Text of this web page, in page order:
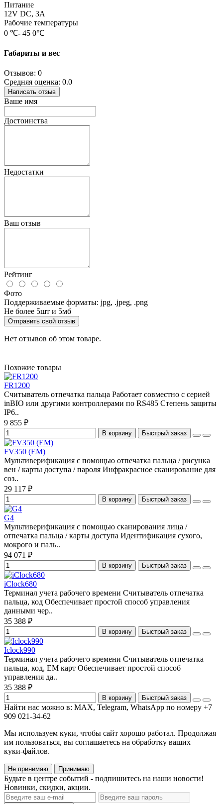
Питание
12V DC, 3A
Рабочие температуры
0 ℃- 45 0℃
Габариты и вес
Отзывов: 0
Средняя оценка: 0.0
Написать отзыв
Ваше имя
Достоинства
Недостатки
Ваш отзыв
Рейтинг
Фото
Поддерживаемые форматы: jpg, .jpeg, .png
Не более 5шт и 5мб
Отправить свой отзыв
Нет отзывов об этом товаре.
Похожие товары
FR1200
Считыватель отпечатка пальца Работает совместно с серией
inBIO или другими контроллерами по RS485 Степень защиты
IP6..
9 855 ₽
В корзину Быстрый заказ
FV350 (EM)
Мультиверификация с помощью отпечатка пальца / рисунка
вен / карты доступа / пароля Инфракрасное сканирование для
соз..
29 117 ₽
В корзину Быстрый заказ
G4
Мультиверификация с помощью сканирования лица /
отпечатка пальца / карты доступа Идентификация сухого,
мокрого и паль..
94 071 ₽
В корзину Быстрый заказ
iClock680
Терминал учета рабочего времени Считыватель отпечатка
пальца, код Обеспечивает простой способ управления
данными чер..
35 388 ₽
В корзину Быстрый заказ
Iclock990
Терминал учета рабочего времени Считыватель отпечатка
пальца, код, EM карт Обеспечивает простой способ
управления да..
35 388 ₽
В корзину Быстрый заказ
Найти нас можно в: MAX, Telegram, WhatsApp по номеру +7
909 021-34-62
Мы используем куки, чтобы сайт хорошо работал. Продолжая
им пользоваться, вы соглашаетесь на обработку ваших
куки‑файлов.
Не принимаю Принимаю
Будьте в центре событий - подпишитесь на наши новости!
Новинки, скидки, акции.